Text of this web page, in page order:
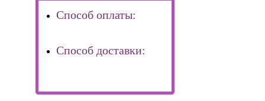
Способ оплаты:
Способ доставки: